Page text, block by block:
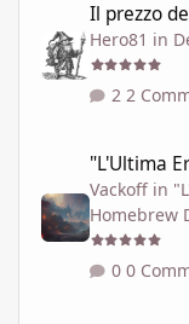
Il prezzo
Hero81 in
2
"L'Ultima
Vackoff in
Homebrew
0